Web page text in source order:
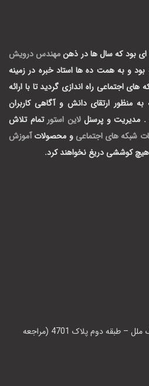
ای بود که سال ها در ذهنمهندس درویش
و به همت ده ها استاد خبره در زمینه
اجتماعی راه اندازی گردید تا با ارائه
منظور ارتقای دانش و آگاهی کاربران
. مدیریت و پرسنللاین استور تمام تلاش
شبکه های اجتماعی و محصولات آموزش
هیچ کوششی دریغ نخواهند کرد.
مشهد، بزرگراه بابانظر – بازار بزرگ ملل – طبقه دوم پلاک 4701 (مراجعه